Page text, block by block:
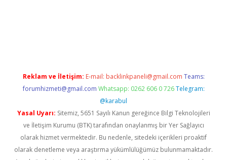
Reklam ve İletişim: E-mail: backlinkpaneli@gmail.com Teams:
forumhizmeti@gmail.com Whatsapp: 0262 606 0 726 Telegram:
@karabul
Yasal Uyarı: Sitemiz, 5651 Sayılı Kanun gereğince Bilgi Teknolojileri
ve İletişim Kurumu (BTK) tarafından onaylanmış bir Yer Sağlayıcı
olarak hizmet vermektedir. Bu nedenle, sitedeki içerikleri proaktif
olarak denetleme veya araştırma yükümlülüğümüz bulunmamaktadır.